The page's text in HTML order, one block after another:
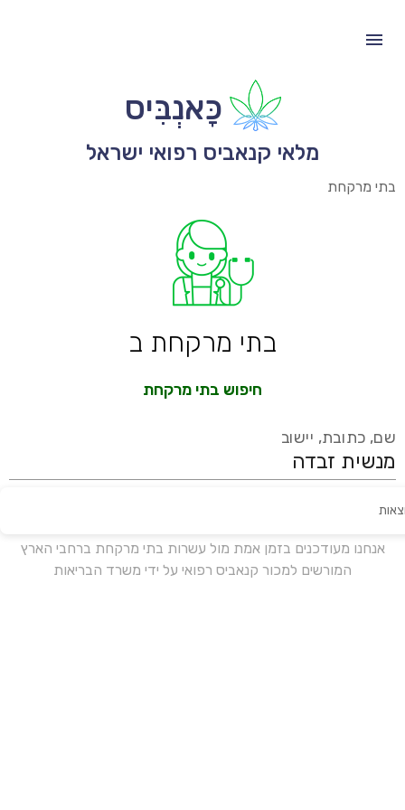
כָּאנְבִּיס
מלאי קנאביס רפואי ישראל
בתי מרקחת
בתי מרקחת ב
חיפוש בתי מרקחת
שם, כתובת, יישוב
אנחנו מעודכנים בזמן אמת מול עשרות בתי מרקחת ברחבי הארץ
המורשים למכור קנאביס רפואי על ידי משרד הבריאות